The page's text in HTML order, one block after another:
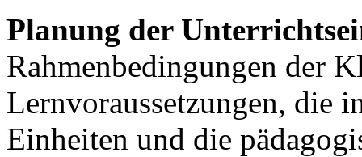
Planung der
Rahmenbedingungen der
Lernvoraussetzungen, die
Einheiten und die